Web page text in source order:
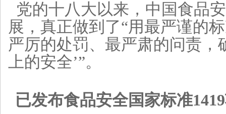
党的十八大以来，中国食品
展，真正做到了“用最严谨的
严厉的处罚、最严肃的问责，
上的安全’”。
已发布食品安全国家标准